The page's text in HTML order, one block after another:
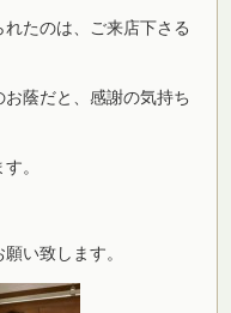
たのは、ご来店下さる
お蔭だと、感謝の気持ち
。
い致します。